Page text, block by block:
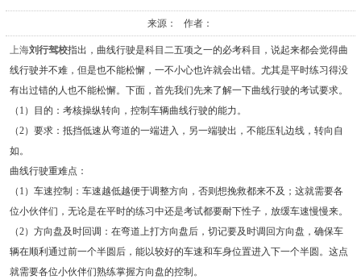
来源： 作者：
上海刘行驾校指出，曲线行驶是科目二五项之一的必考科目，说起来都会觉得曲
线行驶并不难，但是也不能松懈，一不小心也许就会出错。尤其是平时练习得没
有出过错的人也不能松懈。下面，首先我们先来了解一下曲线行驶的考试要求。
（1）目的：考核操纵转向，控制车辆曲线行驶的能力。
（2）要求：抵挡低速从弯道的一端进入，另一端驶出，不能压轧边线，转向自
如。
曲线行驶重难点：
（1）车速控制：车速越低越便于调整方向，否则想挽救都来不及；这就需要各
位小伙伴们，无论是在平时的练习中还是考试都要耐下性子，放缓车速慢慢来。
（2）方向盘及时回调：在弯道上打方向盘后，切记要及时调回方向盘，确保车
辆在顺利通过前一个半圆后，能以较好的车速和车身位置进入下一个半圆。这点
就需要各位小伙伴们熟练掌握方向盘的控制。